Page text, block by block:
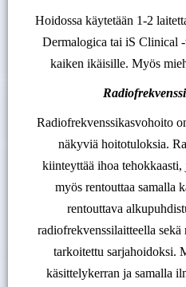
Hoidossa käytetään 1-2
Dermalogica tai iS Clinical
kaiken ikäisille. Myös
Radiofrekvenssikasvohoito
näkyviä hoitotuloksia.
kiinteyttää ihoa
myös rentouttaa samalla
rentouttava
radiofrekvenssilaitteella
tarkoitettu sarjahoidoksi.
käsittelykerran ja samalla